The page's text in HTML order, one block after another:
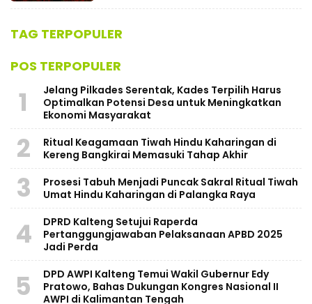
TAG TERPOPULER
POS TERPOPULER
1
Jelang Pilkades Serentak, Kades Terpilih Harus
Optimalkan Potensi Desa untuk Meningkatkan
Ekonomi Masyarakat
2
Ritual Keagamaan Tiwah Hindu Kaharingan di
Kereng Bangkirai Memasuki Tahap Akhir
3
Prosesi Tabuh Menjadi Puncak Sakral Ritual Tiwah
Umat Hindu Kaharingan di Palangka Raya
4
​DPRD Kalteng Setujui Raperda
Pertanggungjawaban Pelaksanaan APBD 2025
Jadi Perda
5
DPD AWPI Kalteng Temui Wakil Gubernur Edy
Pratowo, Bahas Dukungan Kongres Nasional II
AWPI di Kalimantan Tengah